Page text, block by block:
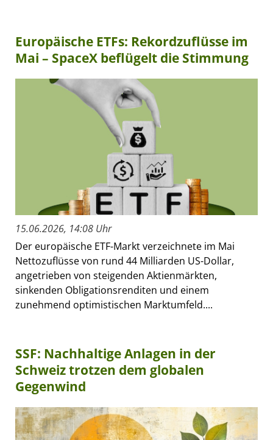
Europäische ETFs: Rekordzuflüsse im
Mai – SpaceX beflügelt die Stimmung
15.06.2026, 14:08 Uhr
Der europäische ETF-Markt verzeichnete im Mai
Nettozuflüsse von rund 44 Milliarden US-Dollar,
angetrieben von steigenden Aktienmärkten,
sinkenden Obligationsrenditen und einem
zunehmend optimistischen Marktumfeld....
SSF: Nachhaltige Anlagen in der
Schweiz trotzen dem globalen
Gegenwind